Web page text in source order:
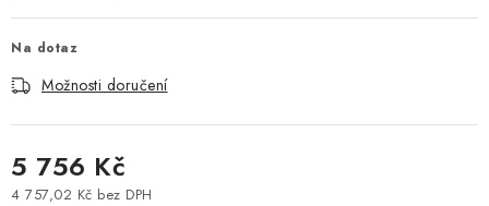
BATERIE PRO VYSAVAČE
BATERIE PRO NOUZOVÁ OSVĚTLENÍ
Na dotaz
Možnosti doručení
5 756 Kč
4 757,02 Kč bez DPH